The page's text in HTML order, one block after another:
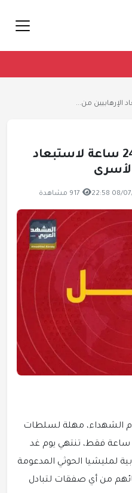
قبائل الصبيحة تحذر: 24 ساعة لاستبعاد
08/07/ 917 مشاهدة
الشهداء، مهلة لسلطات
الوصاية السعودية لا تتجاوز 24 ساعة فقط، تنتهي يوم غد
لمليشيا الحوثي المدعومة
من أي صفقات لتبادل